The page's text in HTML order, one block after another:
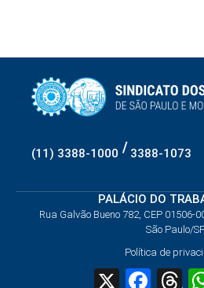
(11) 3388-1000 / 3388-1073
PALÁCIO DO
Rua Galvão Bueno 782, CEP 01506-
São Paulo/
Política de
X